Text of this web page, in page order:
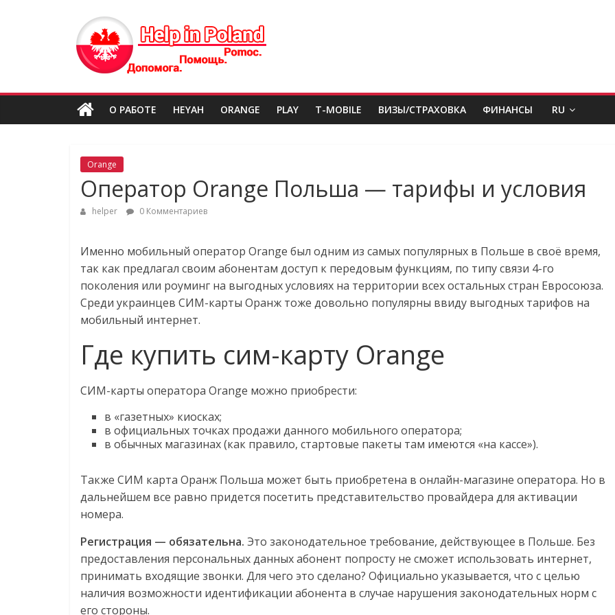
Help
in
Poland
О РАБОТЕ HEYAH ORANGE PLAY T-MOBILE ВИЗЫ/СТРАХОВКА ФИНАНСЫ RU
Orange
Оператор Orange Польша — тарифы и условия
helper 0 Комментариев
Именно мобильный оператор Orange был одним из самых популярных в Польше в своё время,
так как предлагал своим абонентам доступ к передовым функциям, по типу связи 4-го
поколения или роуминг на выгодных условиях на территории всех остальных стран Евросоюза.
Среди украинцев СИМ-карты Оранж тоже довольно популярны ввиду выгодных тарифов на
мобильный интернет.
Где купить сим-карту Orange
СИМ-карты оператора Orange можно приобрести:
в «газетных» киосках;
в официальных точках продажи данного мобильного оператора;
в обычных магазинах (как правило, стартовые пакеты там имеются «на кассе»).
Также СИМ карта Оранж Польша может быть приобретена в онлайн-магазине оператора. Но в
дальнейшем все равно придется посетить представительство провайдера для активации
номера.
Регистрация — обязательна. Это законодательное требование, действующее в Польше. Без
предоставления персональных данных абонент попросту не сможет использовать интернет,
принимать входящие звонки. Для чего это сделано? Официально указывается, что с целью
наличия возможности идентификации абонента в случае нарушения законодательных норм с
его стороны.